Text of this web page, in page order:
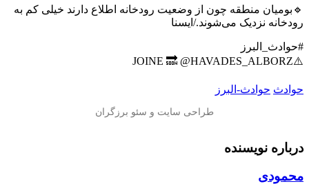
🔹بومیان منطقه چون از وضعیت رودخانه اطلاع دارند خیلی کم به
رودخانه نزدیک می‌شوند./ایسنا
#حوادث_البرز
⚠️JOINE 🔜 @HAVADES_ALBORZ
حوادث حوادث-البرز
درباره نویسنده
محمودی